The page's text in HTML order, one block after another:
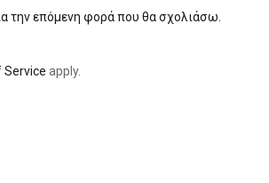
την επόμενη φορά που θα σχολιάσω.
Service apply.